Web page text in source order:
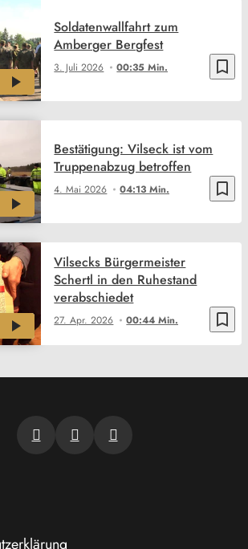
bookmark_border
3. Juli 2026 00:35 Min.
Soldatenwallfahrt zum
Amberger Bergfest
bookmark_border
4. Mai 2026 04:13 Min.
Bestätigung: Vilseck ist vom
Truppenabzug betroffen
bookmark_border
27. Apr. 2026 00:44 Min.
Vilsecks Bürgermeister
Schertl in den Ruhestand
verabschiedet